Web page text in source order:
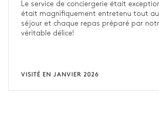
Le service de conciergerie était
était magnifiquement entretenu tout
séjour et chaque repas préparé par
véritable délice!
VISITÉ EN JANVIER 2026